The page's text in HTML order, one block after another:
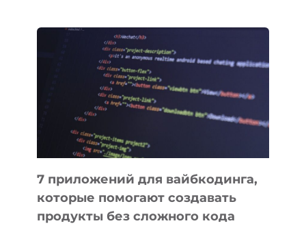
ПОЛЕЗНЫХ
ИНСТРУМЕНТОВ
ДЛЯ
РАБОТЫ
7 приложений для вайбкодинга,
которые помогают создавать
продукты без сложного кода